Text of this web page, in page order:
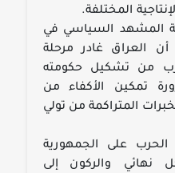
المختلفة.
المشهد السياسي في
أن العراق غادر مرحلة
من تشكيل حكومته
تمكين الأكفاء من
المتراكمة من تولي
على الجمهورية
نهائي والركون إلى